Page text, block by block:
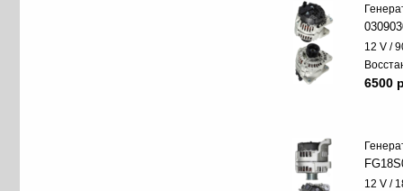
12 V /
6500
12 V /